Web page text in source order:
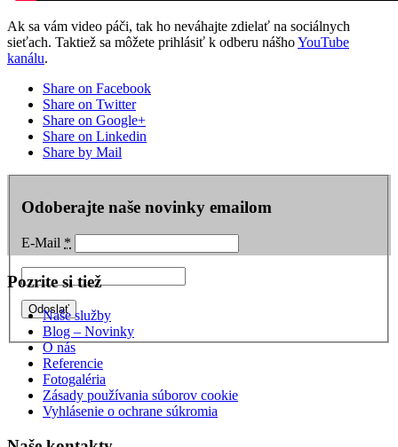
Ak sa vám video páči, tak ho neváhajte zdielať na sociálnych
sieťach. Taktiež sa môžete prihlásiť k odberu nášhoYouTube
kanálu.
Share on Facebook
Share on Twitter
Share on Google+
Share on Linkedin
Share by Mail
Odoberajte naše novinky emailom
E-Mail *
Pozrite si tiež
Naše služby
Blog – Novinky
O nás
Referencie
Fotogaléria
Zásady používania súborov cookie
Vyhlásenie o ochrane súkromia